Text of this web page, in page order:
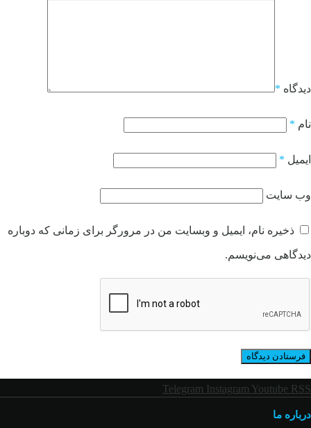
دیدگاه *
نام *
ایمیل *
وب‌ سایت
ذخیره نام، ایمیل و وبسایت من در مرورگر برای زمانی که دوباره
دیدگاهی می‌نویسم.
Telegram Instagram Youtube RSS
درباره ما